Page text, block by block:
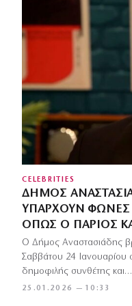
CELEBRITIES
ΔΉΜΟΣ
ΥΠΆΡΧΟΥΝ ΦΩΝΈΣ
ΌΠΩΣ Ο ΠΆΡΙΟΣ
25.01.2026 — 10:33
Ο Δήμος Αναστασιάδης
Σαββάτου 24
δημοφιλής συνθέτης και…